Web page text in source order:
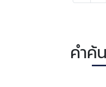
คำค้